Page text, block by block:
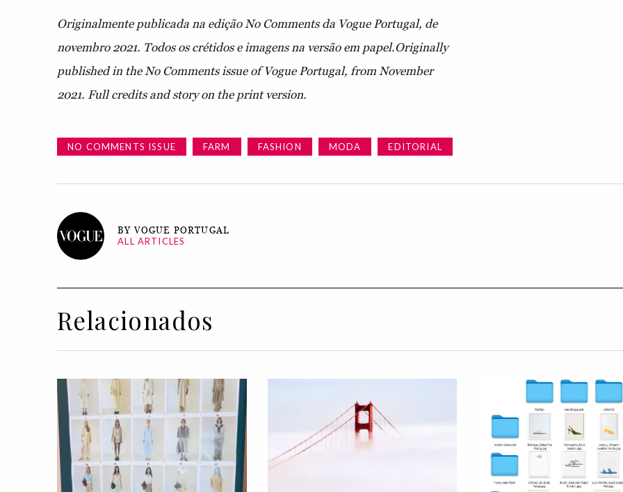
Originalmente publicada na edição No Comments da Vogue Portugal, de
novembro 2021. Todos os crétidos e imagens na versão em papel.Originally
published in the No Comments issue of Vogue Portugal, from November
2021. Full credits and story on the print version.
NO COMMENTS ISSUE FARM FASHION MODA EDITORIAL
BY VOGUE PORTUGAL
ALL ARTICLES
Relacionados